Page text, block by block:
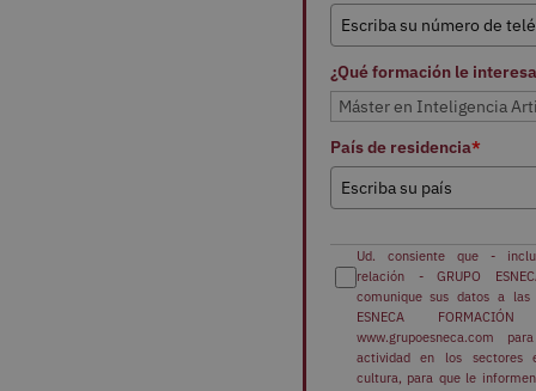
¿Qué formación le
País de residencia*
Opción 3
Ud. consiente que -
relación - GRUPO
comunique sus datos a las
ESNECA
www.grupoesneca.com
actividad en los sectores
cultura, para que le